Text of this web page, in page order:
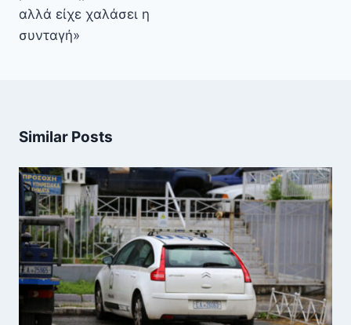
αλλά είχε χαλάσει η
συνταγή»
Similar Posts